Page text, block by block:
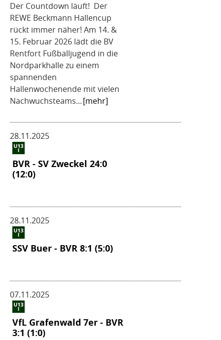
Der Countdown läuft! Der
REWE Beckmann Hallencup
rückt immer näher! Am 14. &
15. Februar 2026 lädt die BV
Rentfort Fußballjugend in die
Nordparkhalle zu einem
spannenden
Hallenwochenende mit vielen
Nachwuchsteams...[mehr]
28.11.2025
BVR - SV Zweckel 24:0
(12:0)
28.11.2025
SSV Buer - BVR 8:1 (5:0)
07.11.2025
VfL Grafenwald 7er - BVR
3:1 (1:0)